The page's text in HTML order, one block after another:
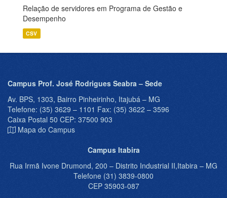
Relação de servidores em Programa de Gestão e
Desempenho
CSV
Campus Prof. José Rodrigues Seabra – Sede
Av. BPS, 1303, Bairro Pinheirinho, Itajubá – MG
Telefone: (35) 3629 – 1101 Fax: (35) 3622 – 3596
Caixa Postal 50 CEP: 37500 903
Mapa do Campus
Campus Itabira
Rua Irmã Ivone Drumond, 200 – Distrito Industrial II,Itabira – MG
Telefone (31) 3839-0800
CEP 35903-087